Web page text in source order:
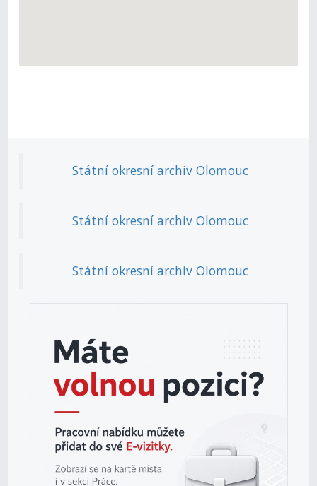
Státní okresní archiv Olomouc
Státní okresní archiv Olomouc
Státní okresní archiv Olomouc